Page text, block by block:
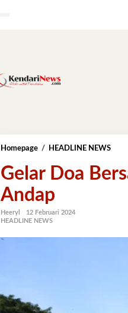
Homepage / HEADLINE NEWSGelar
Nih
Gelar Doa
Andap
Heeryl
12 Februari 2024
HEADLINE NEWS